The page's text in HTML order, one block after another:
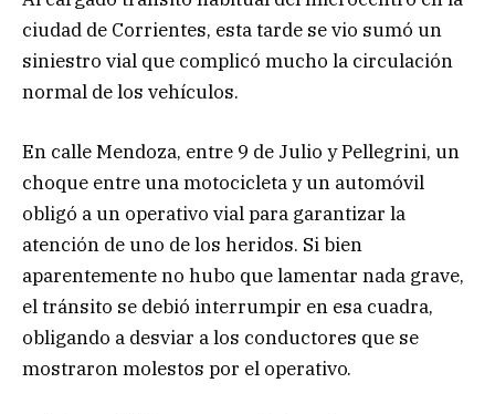
ciudad de Corrientes, esta tarde se vio sumó un
siniestro vial que complicó mucho la circulación
normal de los vehículos.
En calle Mendoza, entre 9 de Julio y Pellegrini, un
choque entre una motocicleta y un automóvil
obligó a un operativo vial para garantizar la
atención de uno de los heridos. Si bien
aparentemente no hubo que lamentar nada grave,
el tránsito se debió interrumpir en esa cuadra,
obligando a desviar a los conductores que se
mostraron molestos por el operativo.